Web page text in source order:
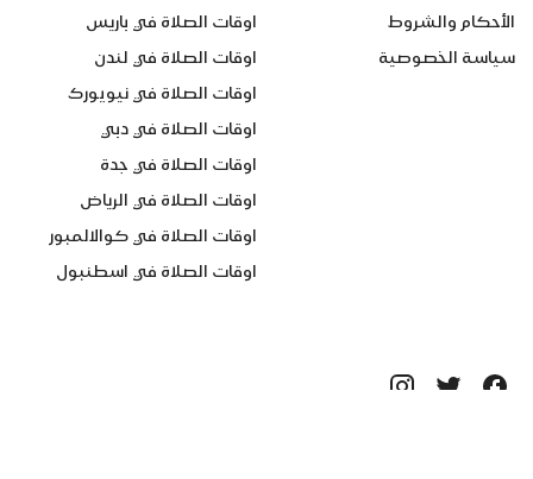
الأحكام والشروط
سياسة الخصوصية
اوقات الصلاة في باريس
اوقات الصلاة في لندن
اوقات الصلاة في نيويورك
اوقات الصلاة في دبي
اوقات الصلاة في جدة
اوقات الصلاة في الرياض
اوقات الصلاة في كوالالمبور
اوقات الصلاة في اسطنبول